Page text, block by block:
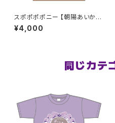
スポポポポニー 【朝陽あいか】
生誕祭Tシャツ オレンジver
S〜XLサイズ
¥4,000
同じカテ